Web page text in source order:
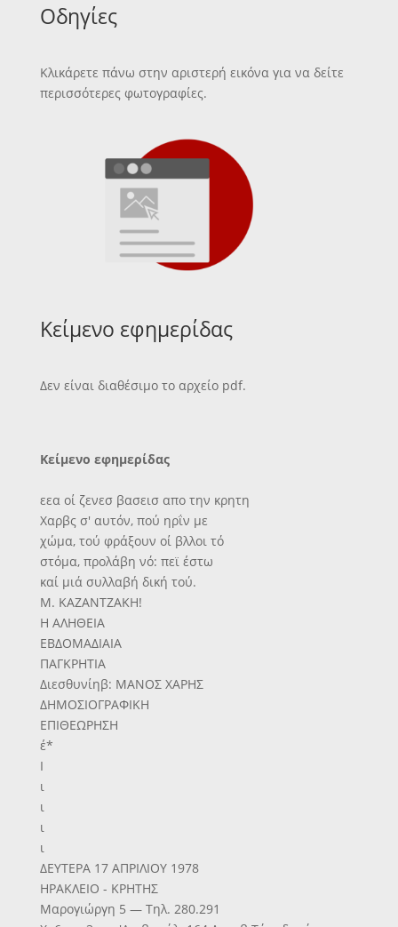
Οδηγίες
Κλικάρετε πάνω στην αριστερή εικόνα για να δείτε
περισσότερες φωτογραφίες.
Κείμενο εφημερίδας
Δεν είναι διαθέσιμο το αρχείο pdf.
Κείμενο εφημερίδας
εεα οί ζενεσ βασεισ απο την κρητη
Χαρβς σ' αυτόν, πού ηρΐν με
χώμα, τού φράξουν οί βλλοι τό
στόμα, προλάβη νό: πεϊ έστω
καί μιά συλλαβή δική τού.
Μ. ΚΑΖΑΝΤΖΑΚΗ!
Η ΑΛΗΘΕΙΑ
ΕΒΔΟΜΑΔΙΑΙΑ
ΠΑΓΚΡΗΤΙΑ
Διεσθυνίηβ: ΜΑΝΟΣ ΧΑΡΗΣ
ΔΗΜΟΣΙΟΓΡΑΦΙΚΗ
ΕΠΙΘΕΩΡΗΣΗ
έ*
Ι
ι
ι
ι
ι
ΔΕΥΤΕΡΑ 17 ΑΠΡΙΛΙΟΥ 1978
ΗΡΑΚΛΕΙΟ - ΚΡΗΤΗΣ
Μαρογιώργη 5 — Τηλ. 280.291